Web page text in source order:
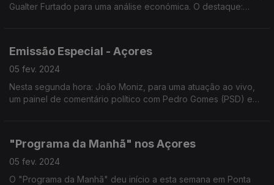
Gualter Furtado para uma análise económica. O destaque:
Emissão Especial - Açores
05 fev. 2024
Nesta segunda hora: João Moniz, para uma atuação ao vivo,
um painel de comentário político com Pedro Gomes (PSD) e
"Programa da Manhã" nos Açores
05 fev. 2024
O "Programa da Manhã" deu início a esta semana em Ponta